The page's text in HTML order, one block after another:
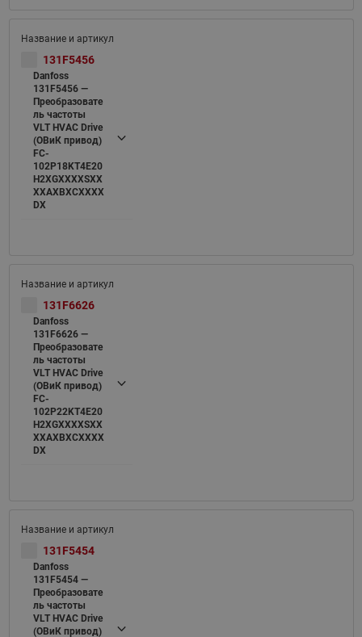
131F5456
Danfoss
131F5456 —
Преобразовате
ль частоты
VLT HVAC Drive
(ОВиК привод)
FC-
102P18KT4E20
H2XGXXXXSXX
XXAXBXCXXXX
DX
131F6626
Danfoss
131F6626 —
Преобразовате
ль частоты
VLT HVAC Drive
(ОВиК привод)
FC-
102P22KT4E20
H2XGXXXXSXX
XXAXBXCXXXX
DX
131F5454
Danfoss
131F5454 —
Преобразовате
ль частоты
VLT HVAC Drive
(ОВиК привод)